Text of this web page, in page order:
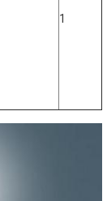
1